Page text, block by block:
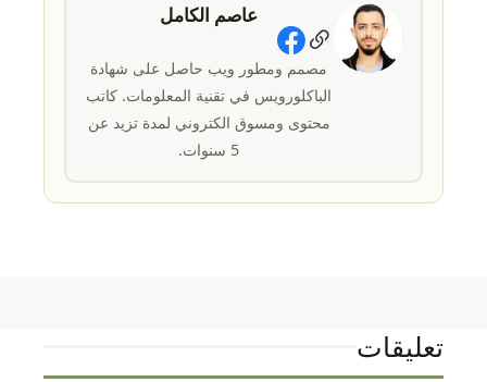
عاصم الكامل
Social Links
مصمم ومطور ويب حاصل على شهادة
الباكلورويس في تقنية المعلومات. كاتب
محتوى ومسوق الكتروني لمدة تزيد عن
5 سنوات.
تعليقات